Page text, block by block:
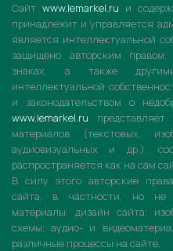
Сайт www.lemarkel.ru и
принадлежит и управляется
является интеллектуальной
защищено авторским правом,
знаках, а также
интеллектуальной
и законодательством о
www.lemarkel.ru
материалов (текстовых,
аудиовизуальных и др.),
распространяется как на сам
В силу этого авторские
сайта, в частности, но не
материалы; дизайн сайта;
схемы; аудио- и
различные процессы на сайте.